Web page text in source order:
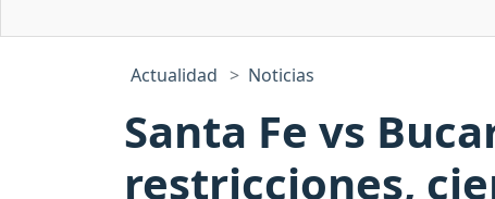
Actualidad Noticias
Santa Fe vs
restricciones,